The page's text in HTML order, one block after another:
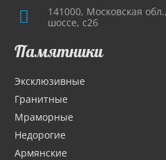
141000, Московская
шоссе, с26
Памятники
Эксклюзивные
Гранитные
Мраморные
Недорогие
Армянские